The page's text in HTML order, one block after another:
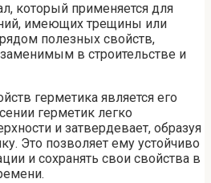
который применяется для
имеющих трещины или
полезных свойств,
в строительстве и
герметика является его
герметик легко
и затвердевает, образуя
Это позволяет ему устойчиво
и сохранять свои свойства в